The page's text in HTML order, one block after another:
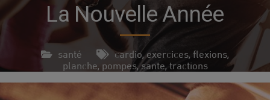
La Nouvelle Année
santé cardio,exercices, flexions,
planche, pompes,sante, tractions